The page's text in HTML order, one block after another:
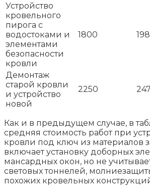
Устройство
кровельного
пирога с
водостоками и
элементами
безопасности
кровли
1800
Демонтаж
старой кровли
и устройство
новой
2250
Как и в предыдущем случае, в
средняя стоимость работ при
кровли под ключ из материалов
включает установку доборных
мансардных окон, но не
световых тоннелей,
похожих кровельных